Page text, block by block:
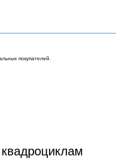
покупателей.